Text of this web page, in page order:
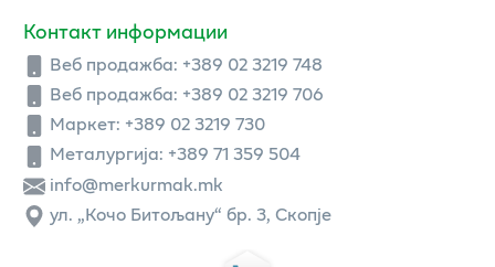
Контакт информации
Веб продажба: +389 02 3219 748
Веб продажба: +389 02 3219 706
Маркет: +389 02 3219 730
Металургија: +389 71 359 504
info@merkurmak.mk
ул. „Кочо Битољану“ бр. 3, Скопје